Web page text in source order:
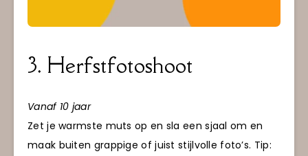
3. Herfstfotoshoot
Vanaf 10 jaar
Zet je warmste muts op en sla een sjaal om en
maak buiten grappige of juist stijlvolle foto’s. Tip: